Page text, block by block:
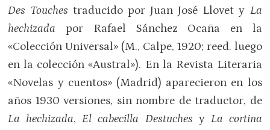
Des Touches traducido por Juan José Llovet y La
hechizada por Rafael Sánchez Ocaña en la
«Colección Universal» (M., Calpe, 1920; reed. luego
en la colección «Austral»). En la Revista Literaria
«Novelas y cuentos» (Madrid) aparecieron en los
años 1930 versiones, sin nombre de traductor, de
La hechizada,El cabecilla Destuches y La cortina